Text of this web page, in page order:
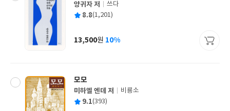
글
쓴
양귀자 저
출
사
쓰다
평 8.8(1,201)
가
13,500원 10%
모모
글
쓴
미하엘 엔데 저
출
비룡소
평 9.1(393)